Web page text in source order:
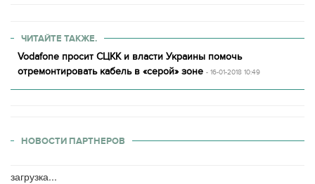
ЧИТАЙТЕ ТАКЖЕ.
Vodafone просит СЦКК и власти Украины помочь
отремонтировать кабель в «серой» зоне - 16-01-2018 10:49
НОВОСТИ ПАРТНЕРОВ
загрузка...